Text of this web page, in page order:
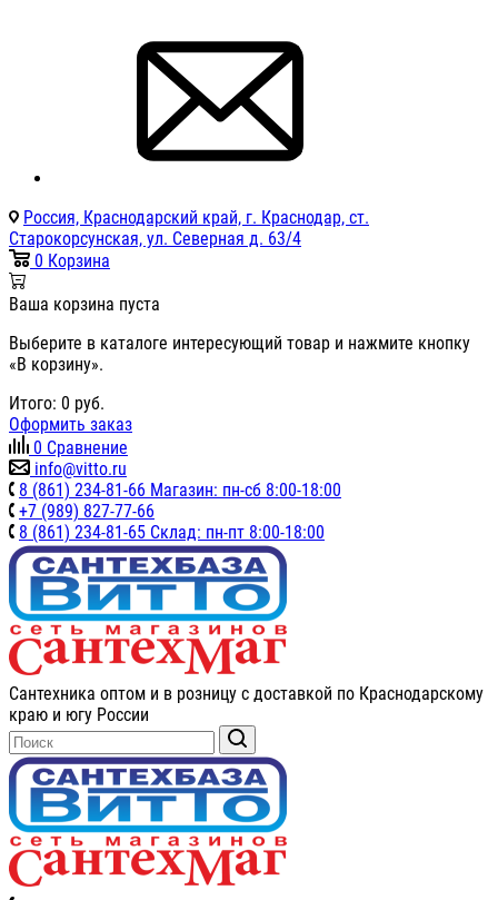
Россия, Краснодарский край, г. Краснодар, ст.
Старокорсунская, ул. Северная д. 63/4
0 Корзина
Ваша корзина пуста
Выберите в каталоге интересующий товар и нажмите кнопку
«В корзину».
Итого: 0 руб.
Оформить заказ
0 Сравнение
info@vitto.ru
8 (861) 234-81-66 Магазин: пн-сб 8:00-18:00
+7 (989) 827-77-66
8 (861) 234-81-65 Склад: пн-пт 8:00-18:00
Сантехника оптом и в розницу с доставкой по Краснодарскому
краю и югу России